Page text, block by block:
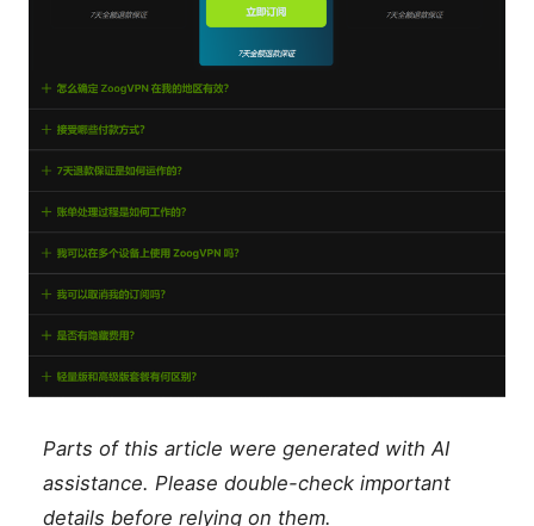
Parts of this article were generated with AI
assistance. Please double-check important
details before relying on them.